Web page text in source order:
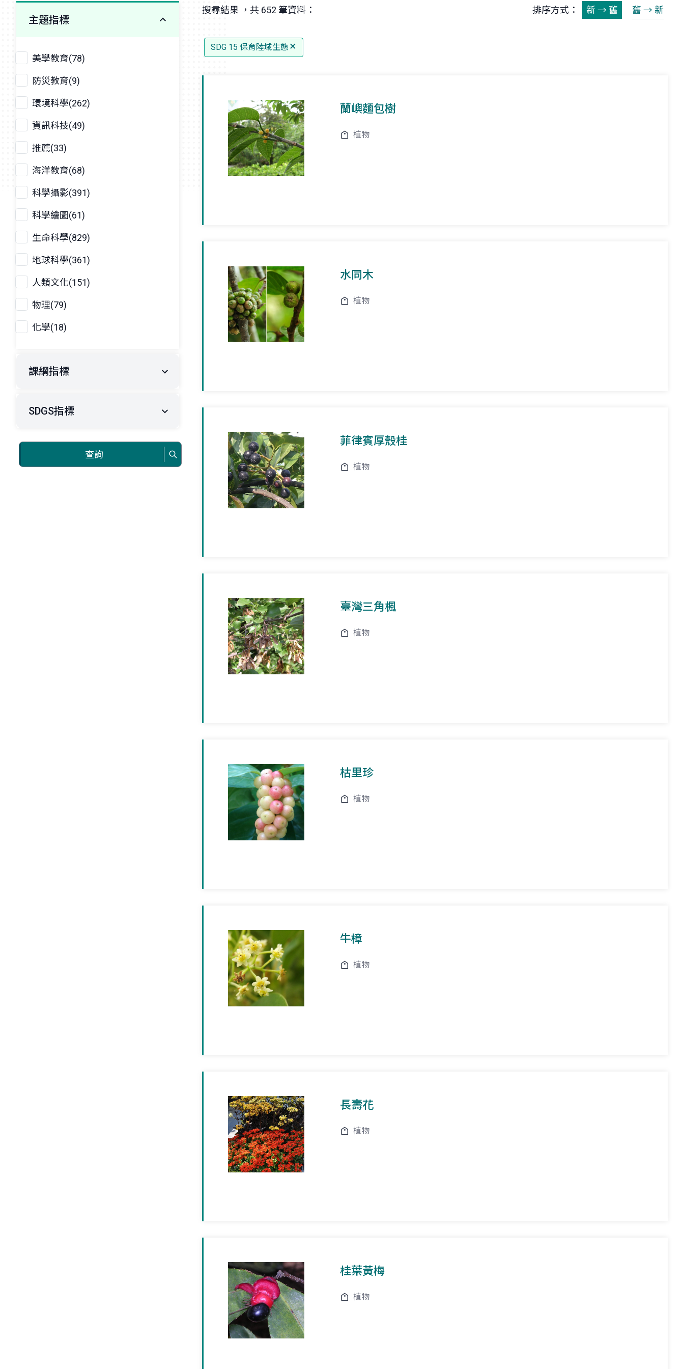
主題指標
美學教育(78)
防災教育(9)
環境科學(262)
資訊科技(49)
推薦(33)
海洋教育(68)
科學攝影(391)
科學繪圖(61)
生命科學(829)
地球科學(361)
人類文化(151)
物理(79)
化學(18)
課綱指標
SDGS指標
查詢
搜尋結果 ，共 652 筆資料： 排序方式： 新 → 舊 舊 → 新
SDG 15 保育陸域生態
蘭嶼麵包樹
植物
水同木
植物
菲律賓厚殼桂
植物
臺灣三角楓
植物
枯里珍
植物
牛樟
植物
長壽花
植物
桂葉黃梅
植物